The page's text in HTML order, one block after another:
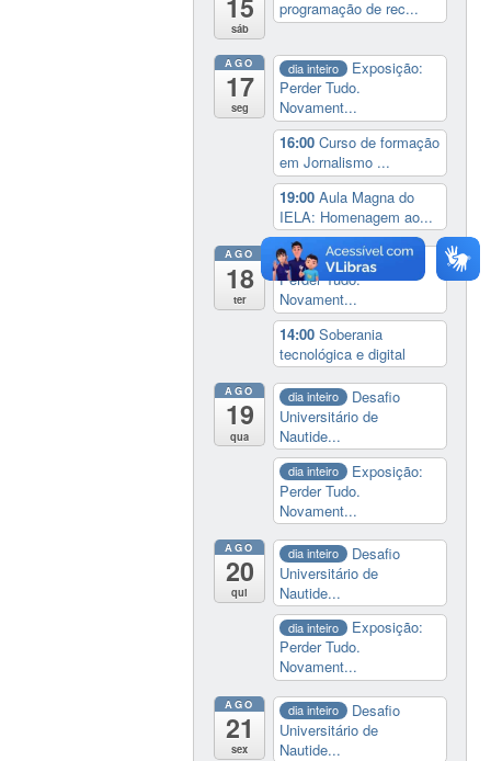
sáb
programação de rec...
AGO
17
seg
dia inteiro
Exposição:
Perder Tudo.
Novament...
16:00Curso de formação
em Jornalismo ...
19:00Aula Magna do
IELA: Homenagem ao...
AGO
18
ter
dia inteiro
Exposição:
Perder Tudo.
Novament...
14:00Soberania
tecnológica e digital
AGO
19
qua
dia inteiro
Desafio
Universitário de
Nautide...
dia inteiro
Exposição:
Perder Tudo.
Novament...
AGO
20
qui
dia inteiro
Desafio
Universitário de
Nautide...
dia inteiro
Exposição:
Perder Tudo.
Novament...
AGO
21
sex
dia inteiro
Desafio
Universitário de
Nautide...